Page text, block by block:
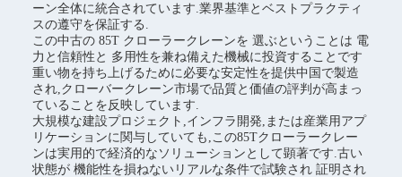
ーン全体に統合されています.業界基準とベストプラクティ
スの遵守を保証する.
この中古の 85T クローラークレーンを 選ぶということは 電
力と信頼性と 多用性を兼ね備えた機械に投資することです
重い物を持ち上げるために必要な安定性を提供中国で製造
され,クローバークレーン市場で品質と価値の評判が高まっ
ていることを反映しています.
大規模な建設プロジェクト,インフラ開発,または産業用アプ
リケーションに関与していても,この85Tクローラークレー
ンは実用的で経済的なソリューションとして顕著です.古い
状態が 機能性を損ねないリアルな条件で試験され 証明され